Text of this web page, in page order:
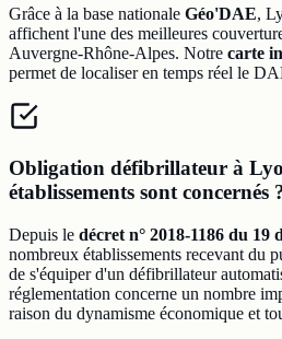
Grâce à la base nationale Géo'DAE,
affichent l'une des meilleures
Auvergne-Rhône-Alpes. Notre carte
permet de localiser en temps réel le
Obligation défibrillateur à
établissements sont concernés
Depuis le décret n° 2018-1186 du 19
nombreux établissements recevant du
de s'équiper d'un défibrillateur
réglementation concerne un nombre
raison du dynamisme économique et